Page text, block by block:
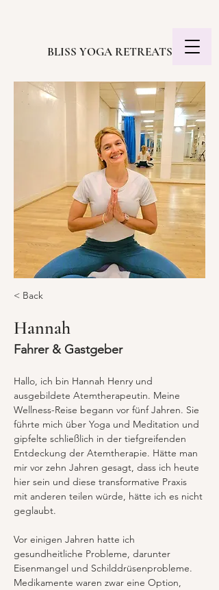
BLISS YOGA RETREATS
< Back
Hannah
Fahrer & Gastgeber
Hallo, ich bin Hannah Henry und
ausgebildete Atemtherapeutin. Meine
Wellness-Reise begann vor fünf Jahren. Sie
führte mich über Yoga und Meditation und
gipfelte schließlich in der tiefgreifenden
Entdeckung der Atemtherapie. Hätte man
mir vor zehn Jahren gesagt, dass ich heute
hier sein und diese transformative Praxis
mit anderen teilen würde, hätte ich es nicht
geglaubt.
Vor einigen Jahren hatte ich
gesundheitliche Probleme, darunter
Eisenmangel und Schilddrüsenprobleme.
Medikamente waren zwar eine Option,